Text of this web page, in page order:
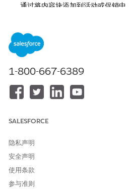
通过将内容块添加到活动或促销
将批量操作应用于内容块
选择多个内容块，并一次将定位或
批量操作可减少管理季节性活动和
创建特定于区域设置的内容块版本
查看内容块的用法和参考
于您在编辑或删除内容块之前了解
删除内容块
从内容块模块中永久删除内容块。
使用情况，以确认它没有被任何活
1-800-667-6389
SALESFORCE
隐私声明
安全声明
使用条款
参与准则